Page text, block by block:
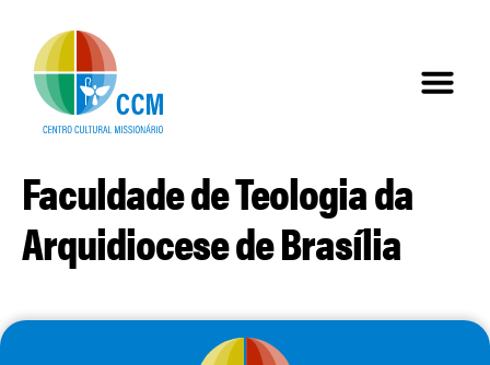
Faculdade de Teologia da
Arquidiocese de Brasília